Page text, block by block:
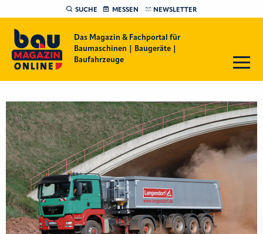
SUCHE MESSEN NEWSLETTER
Das Magazin & Fachportal für
Baumaschinen | Baugeräte |
Baufahrzeuge